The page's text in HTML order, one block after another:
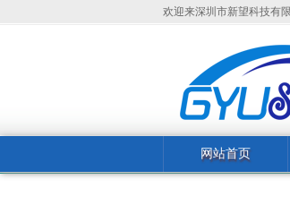
欢迎来深圳市新望科技有
网站首页